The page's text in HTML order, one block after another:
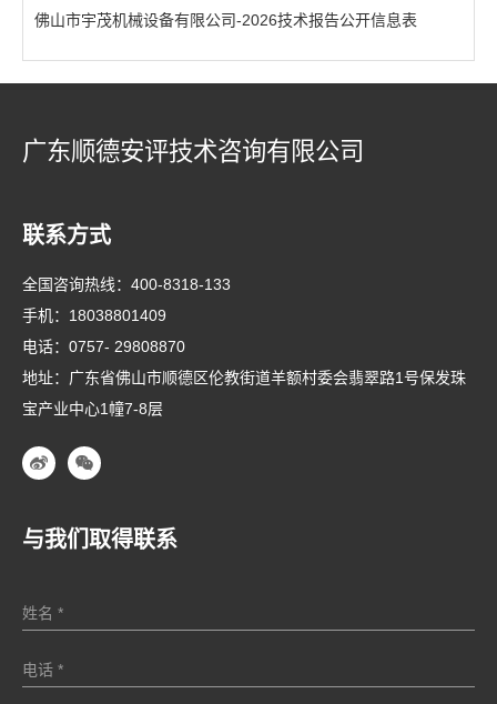
佛山市宇茂机械设备有限公司-2026技术报告公开信息表
广东顺德安评技术咨询有限公司
联系方式
全国咨询热线： 400-8318-133
手机： 18038801409
电话： 0757- 29808870
地址：广东省佛山市顺德区伦教街道羊额村委会翡翠路1号保发珠
宝产业中心1幢7-8层
与我们取得联系